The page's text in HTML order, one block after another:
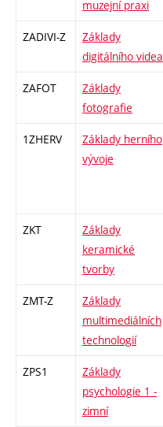
muzejní praxi
ZADIVI-Z
Základy
digitálního videa
ZAFOT
Základy
fotografie
1ZHERV
Základy herního
vývoje
ZKT
Základy
keramické
tvorby
ZMT-Z
Základy
multimediálních
technologií
ZPS1
Základy
psychologie 1 -
zimní